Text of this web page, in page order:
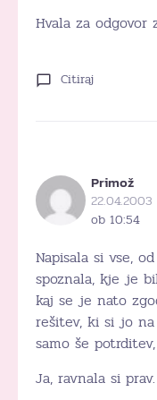
Hvala za
Citiraj
Primož
ob 10:54
Napisala si vse,
spoznala, kje je
kaj se je nato
rešitev, ki si jo
samo še
Ja, ravnala si prav.